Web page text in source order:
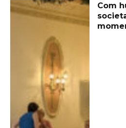
Com